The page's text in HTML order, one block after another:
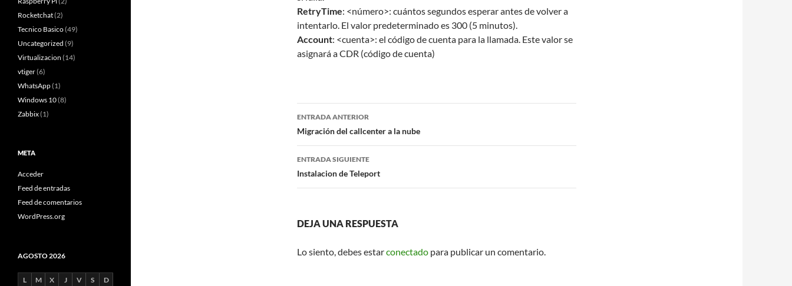
RetryTime: <número>: cuántos segundos esperar antes de volver a
intentarlo. El valor predeterminado es 300 (5 minutos).
Account: <cuenta>: el código de cuenta para la llamada. Este valor se
asignará a CDR (código de cuenta)
Navegación
de
entradas
ENTRADA ANTERIOR
Migración del callcenter a la nube
ENTRADA SIGUIENTE
Instalacion de Teleport
DEJA UNA RESPUESTA
Lo siento, debes estarconectado para publicar un comentario.
Rocketchat(2)
Tecnico Basico(49)
Uncategorized (9)
Virtualizacion (14)
vtiger(6)
WhatsApp(1)
Windows 10(8)
Zabbix(1)
META
Acceder
Feed de entradas
Feed de comentarios
WordPress.org
AGOSTO 2026
L M X J V S
D